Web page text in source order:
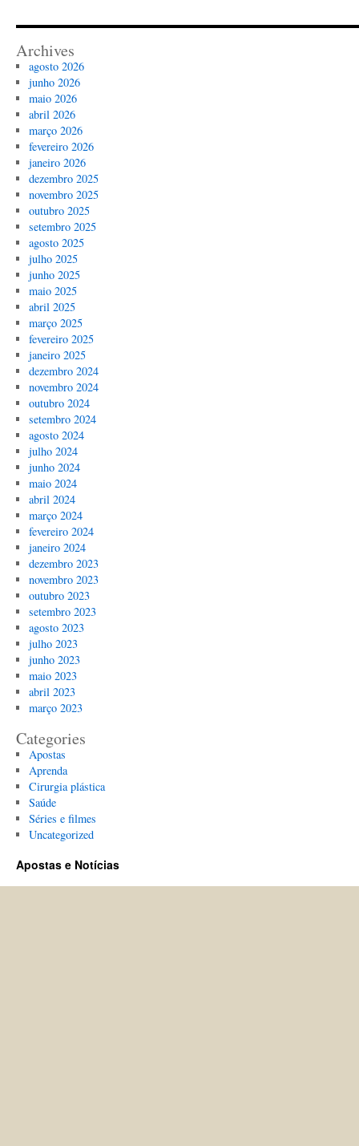
Archives
agosto 2026
junho 2026
maio 2026
abril 2026
março 2026
fevereiro 2026
janeiro 2026
dezembro 2025
novembro 2025
outubro 2025
setembro 2025
agosto 2025
julho 2025
junho 2025
maio 2025
abril 2025
março 2025
fevereiro 2025
janeiro 2025
dezembro 2024
novembro 2024
outubro 2024
setembro 2024
agosto 2024
julho 2024
junho 2024
maio 2024
abril 2024
março 2024
fevereiro 2024
janeiro 2024
dezembro 2023
novembro 2023
outubro 2023
setembro 2023
agosto 2023
julho 2023
junho 2023
maio 2023
abril 2023
março 2023
Categories
Apostas
Aprenda
Cirurgia plástica
Saúde
Séries e filmes
Uncategorized
Apostas e Notícias